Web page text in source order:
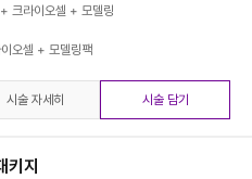
크라이오셀 + 모델링
오셀 + 모델링팩
시술 자세히 시술 담기
지